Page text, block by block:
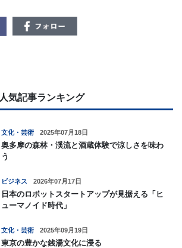
人気記事ランキング
文化・芸術 2025年07月18日
奥多摩の森林・渓流と酒蔵体験で涼しさを味わ
う
ビジネス 2026年07月17日
日本のロボットスタートアップが見据える「ヒ
ューマノイド時代」
文化・芸術 2025年09月19日
東京の豊かな銭湯文化に浸る